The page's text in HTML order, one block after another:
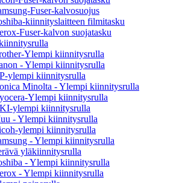
Fuser-kalvosuojus
kiinnityslaitteen filmitasku
Fuser-kalvon suojatasku
Ylempi kiinnitysrulla
- Ylempi kiinnitysrulla
ylempi kiinnitysrulla
Minolta - Ylempi kiinnitysrulla
Ylempi kiinnitysrulla
ylempi kiinnitysrulla
- Ylempi kiinnitysrulla
ylempi kiinnitysrulla
- Ylempi kiinnitysrulla
yläkiinnitysrulla
- Ylempi kiinnitysrulla
- Ylempi kiinnitysrulla